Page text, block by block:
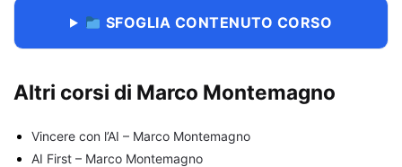
SFOGLIA CONTENUTO CORSO
Altri corsi di Marco Montemagno
Vincere con l’AI – Marco Montemagno
AI First – Marco Montemagno